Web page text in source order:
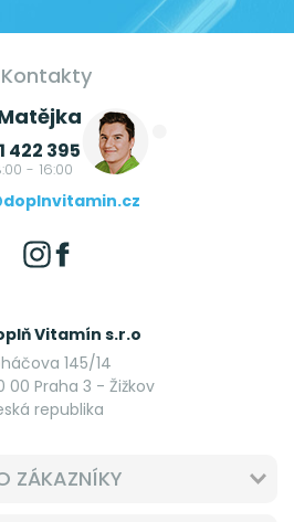
Kontakty
422 395
- 16:00
Vitamín s.r.o
145/14
00 Praha 3 - Žižkov
republika
ZÁKAZNÍKY